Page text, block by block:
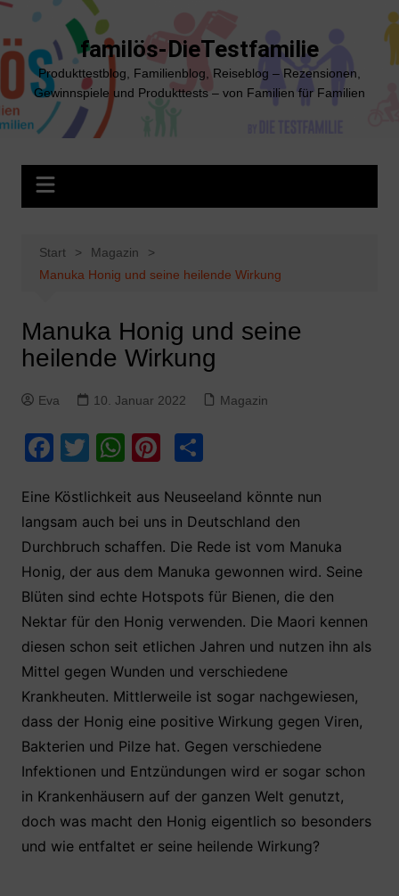
Zum
springen
familös-DieTestfamilie
Produkttestblog, Familienblog, Reiseblog – Rezensionen,
Gewinnspiele und Produkttests – von Familien für Familien
Start
Magazin
Manuka Honig und seine heilende Wirkung
Manuka Honig und seine
heilende Wirkung
Eva 10. Januar 2022 Magazin
F
c
e
b
o
o
k
T
itt
er
W
at
s
A
p
p
Pi
er
e
st
T
le
n
Eine Köstlichkeit aus Neuseeland könnte nun
langsam auch bei uns in Deutschland den
Durchbruch schaffen. Die Rede ist vom Manuka
Honig, der aus dem Manuka gewonnen wird. Seine
Blüten sind echte Hotspots für Bienen, die den
Nektar für den Honig verwenden. Die Maori kennen
diesen schon seit etlichen Jahren und nutzen ihn als
Mittel gegen Wunden und verschiedene
Krankheuten. Mittlerweile ist sogar nachgewiesen,
dass der Honig eine positive Wirkung gegen Viren,
Bakterien und Pilze hat. Gegen verschiedene
Infektionen und Entzündungen wird er sogar schon
in Krankenhäusern auf der ganzen Welt genutzt,
doch was macht den Honig eigentlich so besonders
und wie entfaltet er seine heilende Wirkung?